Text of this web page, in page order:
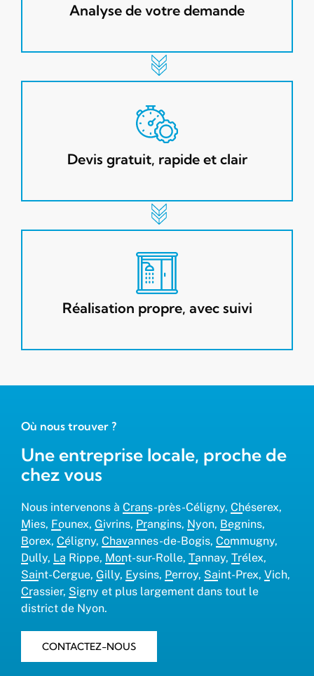
Analyse de votre demande
Devis gratuit, rapide et clair
Réalisation propre, avec suivi
Où nous trouver ?
Une entreprise locale, proche de
chez vous
Nous intervenons à Crans-près-Céligny, Chéserex,
Mies, Founex, Givrins, Prangins, Nyon, Begnins,
Borex, Céligny, Chavannes-de-Bogis, Commugny,
Dully, La Rippe, Mont-sur-Rolle, Tannay, Trélex,
Saint-Cergue, Gilly, Eysins, Perroy, Saint-Prex, Vich,
Crassier, Signy et plus largement dans tout le
district de Nyon.
CONTACTEZ-NOUS